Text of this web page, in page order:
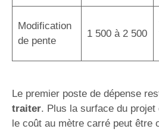
Modification
de pente
1 500 à 2 500
Le premier poste de dépense
traiter. Plus la surface du
le coût au mètre carré peut être